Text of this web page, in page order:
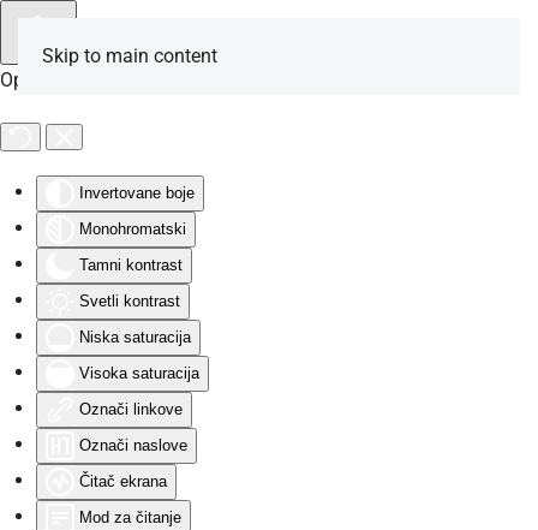
Opcije za osobe sa invaliditetom
Invertovane boje
Monohromatski
Tamni kontrast
Svetli kontrast
Niska saturacija
Visoka saturacija
Označi linkove
Označi naslove
Čitač ekrana
Mod za čitanje
Skip to main content